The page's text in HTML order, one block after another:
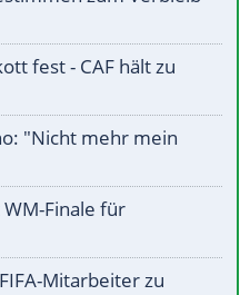
fest - CAF hält zu
"Nicht mehr mein
Finale für
Mitarbeiter zu